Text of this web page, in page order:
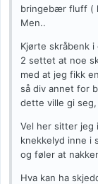
bringebær fluff (
Men..
Kjørte skråbenk
2 settet at noe
med at jeg fikk
så div annet for
dette ville gi
Vel her sitter jeg
knekkelyd inne i
og føler at
Hva kan ha